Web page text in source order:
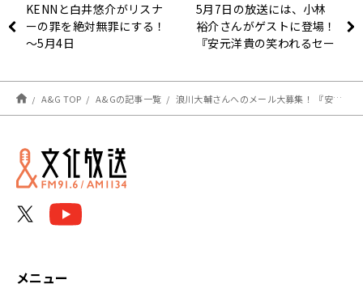
KENNと白井悠介がリスナ
ーの罪を絶対無罪にする！
～5月4日
RADIO」
5月7日の放送には、小林
裕介さんがゲストに登場！
『安元洋貴の笑われるセー
A&G TOP A&Gの記事一覧 浪川大輔さんへのメール大募集！ 『安元洋貴の笑われるセールスマン（仮）』
メニュー